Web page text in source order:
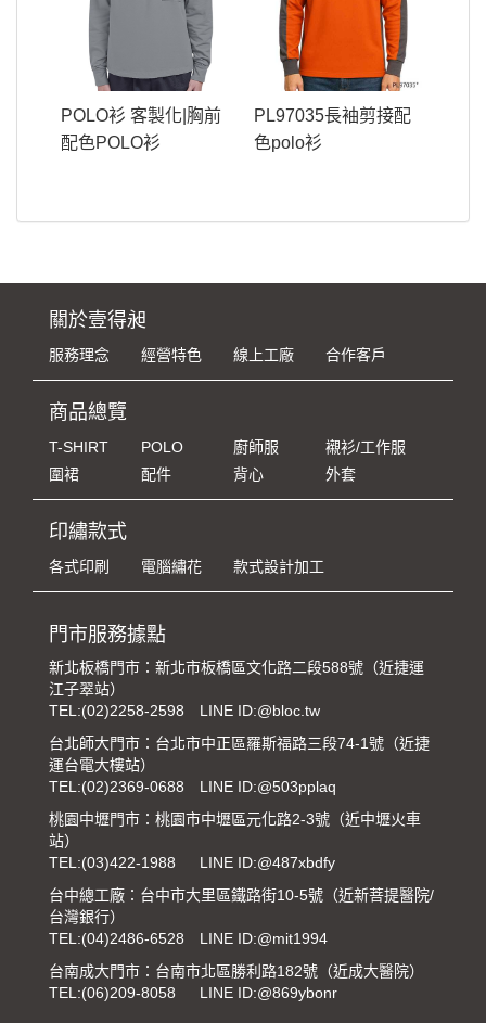
POLO衫 客製化|胸前
配色POLO衫
PL97035長袖剪接配
色polo衫
關於壹得昶
服務理念 經營特色 線上工廠 合作客戶
商品總覽
T-SHIRT POLO 廚師服
襯衫/工作服
圍裙
配件 背心 外套
印繡款式
各式印刷 電腦繡花 款式設計加工
門市服務據點
新北板橋門市：新北市板橋區文化路二段588號（近捷運
江子翠站）
TEL:(02)2258-2598
LINE ID:@bloc.tw
台北師大門市：台北市中正區羅斯福路三段74-1號（近捷
運台電大樓站）
TEL:(02)2369-0688
LINE ID:@503pplaq
桃園中壢門市：桃園市中壢區元化路2-3號（近中壢火車
站）
TEL:(03)422-1988
LINE ID:@487xbdfy
台中總工廠：台中市大里區鐵路街10-5號（近新菩提醫院/
台灣銀行）
TEL:(04)2486-6528
LINE ID:@mit1994
台南成大門市：台南市北區勝利路182號（近成大醫院）
TEL:(06)209-8058 LINE ID:@869ybonr